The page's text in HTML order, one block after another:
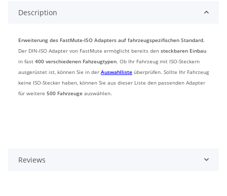
Description
Erweiterung des FastMute-ISO Adapters auf fahrzeugspezifischen Standard.
Der DIN-ISO Adapter von FastMute ermöglicht bereits den steckbaren Einbau
in fast 400 verschiedenen Fahzeugtypen. Ob Ihr Fahrzeug mit ISO-Steckern
ausgerüstet ist, können Sie in der Auswahlliste überprüfen. Sollte Ihr Fahrzeug
keine ISO-Stecker haben, können Sie aus dieser Liste den passenden Adapter
für weitere 500 Fahrzeuge auswählen.
Reviews